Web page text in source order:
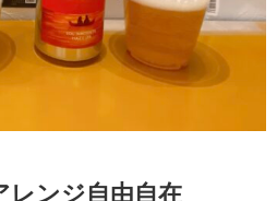
レンジ自由自在